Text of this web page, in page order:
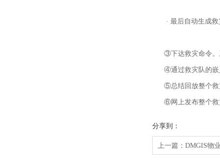
· 最后自动生成救
③下达救灾命令。
④通过救灾队的嵌入
⑤总结回放整个救
⑥网上发布整个救
分享到：
上一篇： DMGIS物